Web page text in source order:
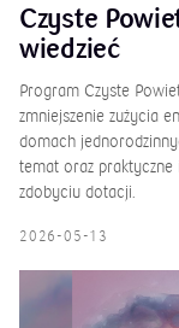
Czyste
wiedzieć
Program Czyste
zmniejszenie zużycia
domach
temat oraz
zdobyciu dotacji.
2026-05-13